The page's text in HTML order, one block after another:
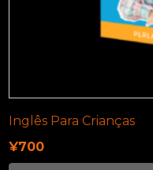
Inglês Para Crianças
¥700